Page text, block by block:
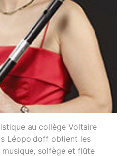
au collège Voltaire
Léopoldoff obtient les
solfège et flûte